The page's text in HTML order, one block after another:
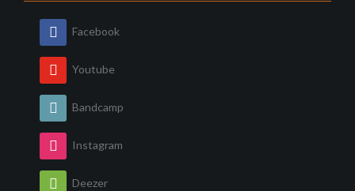
Facebook
Youtube
Bandcamp
Instagram
Deezer